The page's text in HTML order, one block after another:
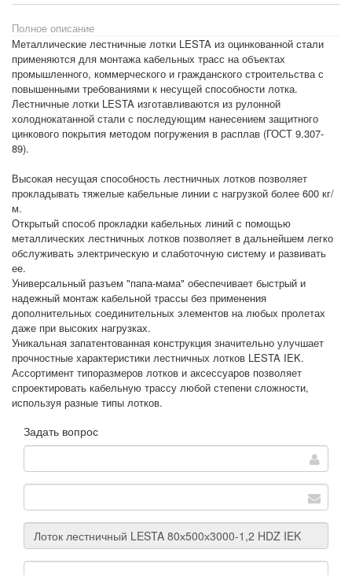
Полное описание
Металлические лестничные лотки LESTA из оцинкованной стали
применяются для монтажа кабельных трасс на объектах
промышленного, коммерческого и гражданского строительства с
повышенными требованиями к несущей способности лотка.
Лестничные лотки LESTA изготавливаются из рулонной
холоднокатанной стали с последующим нанесением защитного
цинкового покрытия методом погружения в расплав (ГОСТ 9.307-
89).
Высокая несущая способность лестничных лотков позволяет
прокладывать тяжелые кабельные линии с нагрузкой более 600 кг/
м.
Открытый способ прокладки кабельных линий с помощью
металлических лестничных лотков позволяет в дальнейшем легко
обслуживать электрическую и слаботочную систему и развивать
ее.
Универсальный разъем "папа-мама" обеспечивает быстрый и
надежный монтаж кабельной трассы без применения
дополнительных соединительных элементов на любых пролетах
даже при высоких нагрузках.
Уникальная запатентованная конструкция значительно улучшает
прочностные характеристики лестничных лотков LESTA IEK.
Ассортимент типоразмеров лотков и аксессуаров позволяет
спроектировать кабельную трассу любой степени сложности,
используя разные типы лотков.
Задать вопрос